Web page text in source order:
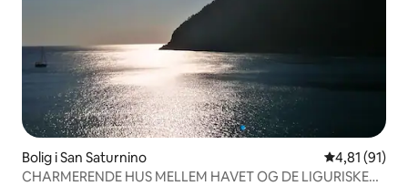
Bolig i San Saturnino 4,81 ud af 5
4,81 (91)
CHARMERENDE HUS MELLEM HAVET OG DE LIGURISKE